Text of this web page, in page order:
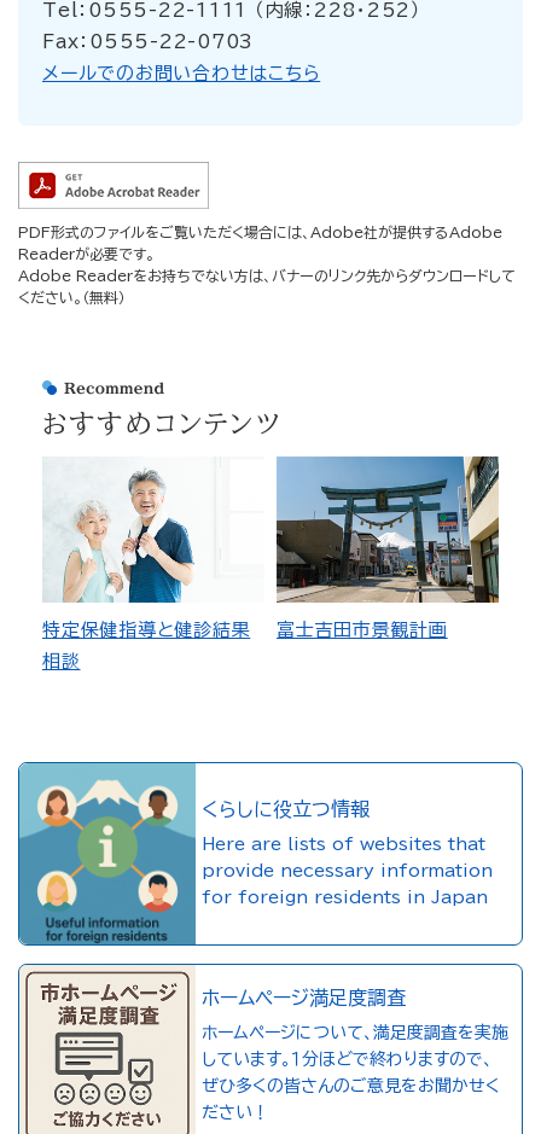
Tel：0555-22-1111 （内線：228・252）
Fax：0555-22-0703
メールでのお問い合わせはこちら
PDF形式のファイルをご覧いただく場合には、Adobe社が提供するAdobe
Readerが必要です。
Adobe Readerをお持ちでない方は、バナーのリンク先からダウンロードして
ください。（無料）
おすすめコンテンツ
特定保健指導と健診結果
相談
富士吉田市景観計画
くらしに役立つ情報
Here are lists of websites that
provide necessary information
for foreign residents in Japan
ホームページ満足度調査
ホームページについて、満足度調査を実施
しています。１分ほどで終わりますので、
ぜひ多くの皆さんのご意見をお聞かせく
ださい！